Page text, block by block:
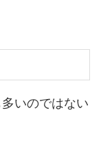
いのではない